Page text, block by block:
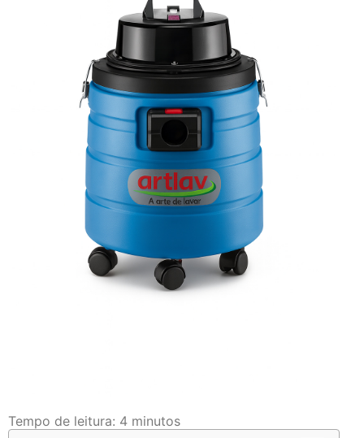
Tempo de leitura: 4 minutos